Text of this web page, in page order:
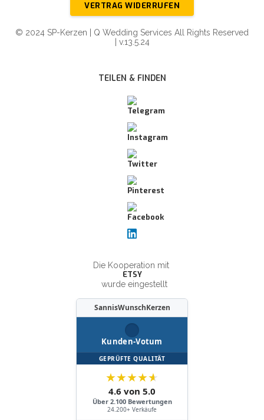
VERTRAG WIDERRUFEN
© 2024 SP-Kerzen | Q Wedding Services All Rights Reserved
| v.13.5.24
TEILEN & FINDEN
Die Kooperation mit
ETSY
wurde eingestellt
SannisWunschKerzen
Kunden-Votum
GEPRÜFTE QUALITÄT
★★★★★
4.6 von 5.0
Über 2.100 Bewertungen
24.200+ Verkäufe